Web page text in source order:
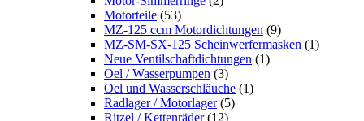
Motorteile (53)
MZ-125 ccm Motordichtungen (9)
MZ-SM-SX-125 Scheinwerfermasken (1)
Neue Ventilschaftdichtungen (1)
Oel / Wasserpumpen (3)
Oel und Wasserschläuche (1)
Radlager / Motorlager (5)
Ritzel / Kettenräder (12)